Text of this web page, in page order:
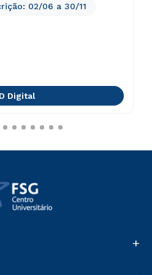
02/06 a 30/11
Digital
+